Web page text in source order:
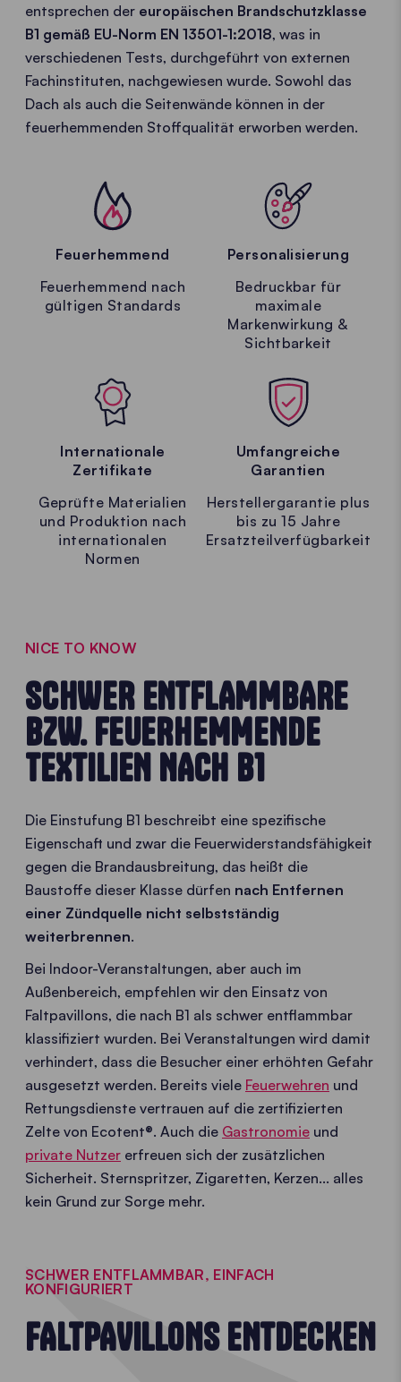
entsprechen der europäischen Brandschutzklasse
B1 gemäß EU-Norm EN 13501-1:2018, was in
verschiedenen Tests, durchgeführt von externen
Fachinstituten, nachgewiesen wurde. Sowohl das
Dach als auch die Seitenwände können in der
feuerhemmenden Stoffqualität erworben werden.
Feuerhemmend
Feuerhemmend nach
gültigen Standards
Personalisierung
Bedruckbar für
maximale
Markenwirkung &
Sichtbarkeit
Internationale
Zertifikate
Geprüfte Materialien
und Produktion nach
internationalen
Normen
Umfangreiche
Garantien
Herstellergarantie plus
bis zu 15 Jahre
Ersatzteilverfügbarkeit
NICE TO KNOW
SCHWER ENTFLAMMBARE
BZW. FEUERHEMMENDE
TEXTILIEN NACH B1
Die Einstufung B1 beschreibt eine spezifische
Eigenschaft und zwar die Feuerwiderstandsfähigkeit
gegen die Brandausbreitung, das heißt die
Baustoffe dieser Klasse dürfen nach Entfernen
einer Zündquelle nicht selbstständig
weiterbrennen.
Bei Indoor-Veranstaltungen, aber auch im
Außenbereich, empfehlen wir den Einsatz von
Faltpavillons, die nach B1 als schwer entflammbar
klassifiziert wurden. Bei Veranstaltungen wird damit
verhindert, dass die Besucher einer erhöhten Gefahr
ausgesetzt werden. Bereits viele Feuerwehren und
Rettungsdienste vertrauen auf die zertifizierten
Zelte von Ecotent®. Auch die Gastronomie und
private Nutzer erfreuen sich der zusätzlichen
Sicherheit. Sternspritzer, Zigaretten, Kerzen... alles
kein Grund zur Sorge mehr.
SCHWER ENTFLAMMBAR, EINFACH
KONFIGURIERT
FALTPAVILLONS ENTDECKEN